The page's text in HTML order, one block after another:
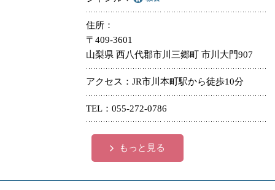
住所
〒409-3601
山梨県 西八代郡市川三郷町 市川大門907
アクセス JR市川本町駅から徒歩10分
TEL 055-272-0786
もっと見る